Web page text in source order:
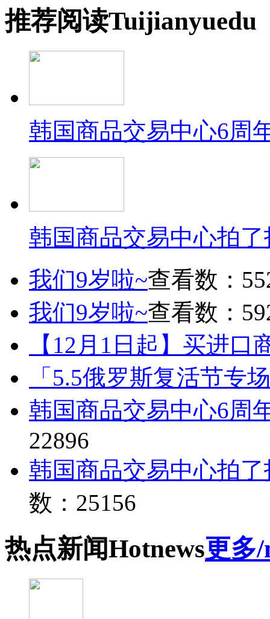
推荐阅读Tuijianyuedu
韩国商品交易中心6周
韩国商品交易中心拍
我们9岁啦~查看数：
我们9岁啦~查看数：
【12月1日起】买进口
「5.5俄罗斯复活节专
韩国商品交易中心6周
22896
韩国商品交易中心拍
数：25156
热点新闻Hotnews更多